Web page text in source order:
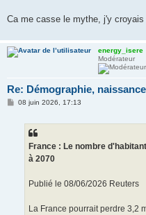
Ca me casse le mythe, j'y croyais
energy_isere
Modérateur
Re: Démographie,
M08 juin 2026, 17:13
France : Le nombre
à 2070
Publié le 08/06/2026 Reuters
La France pourrait perdre 3,2